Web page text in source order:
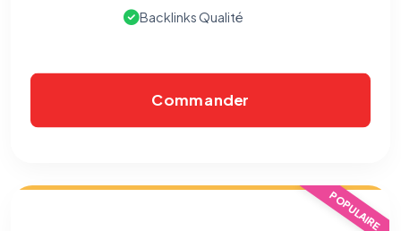
Backlinks Qualité
Commander
POPULAIRE
Cookies essentiels